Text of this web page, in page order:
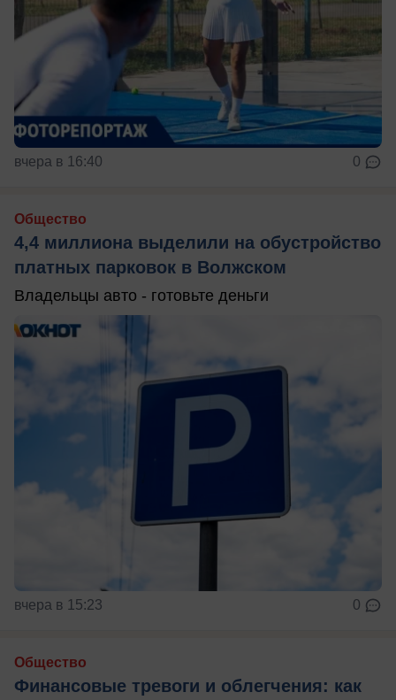
вчера в 16:40 0
Общество
4,4 миллиона выделили на обустройство
платных парковок в Волжском
Владельцы авто - готовьте деньги
вчера в 15:23 0
Общество
Финансовые тревоги и облегчения: как